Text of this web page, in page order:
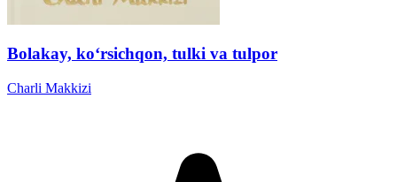
Bolakay, ko‘rsichqon, tulki va tulpor
Charli Makkizi